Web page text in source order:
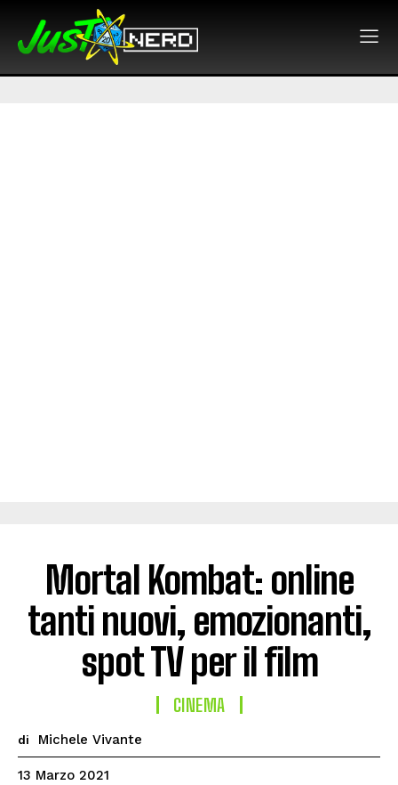
Mortal Kombat: online
tanti nuovi, emozionanti,
spot TV per il film
CINEMA
di Michele Vivante
13 Marzo 2021